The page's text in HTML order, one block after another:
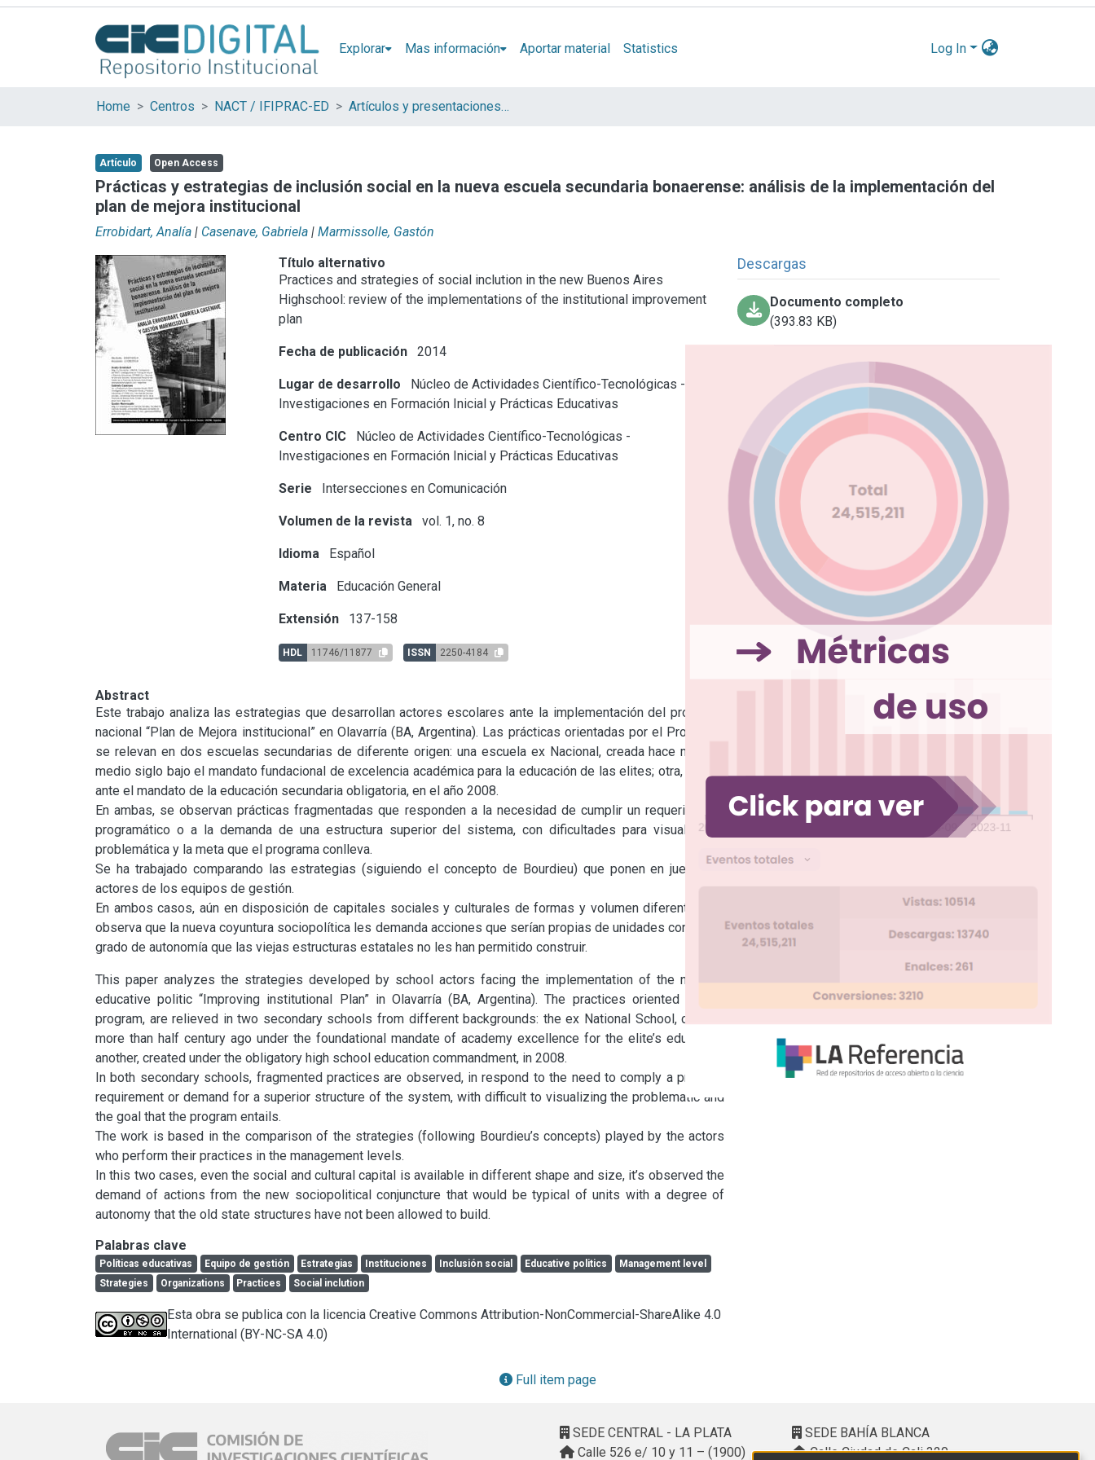
Explorar Mas información Aportar material Statistics Log In
Home Centros NACT / IFIPRAC-ED Artículos y presentaciones en Congresos NACT / IFIPRAC-ED
Artículo Open Access
Prácticas y estrategias de inclusión social en la nueva escuela secundaria bonaerense: análisis de la implementación del
plan de mejora institucional
Errobidart, Analía | Casenave, Gabriela | Marmissolle, Gastón
Título alternativo
Practices and strategies of social inclution in the new Buenos Aires
Highschool: review of the implementations of the institutional improvement
plan
Fecha de publicación 2014
Lugar de desarrollo
Núcleo de Actividades Científico-Tecnológicas -
Investigaciones en Formación Inicial y Prácticas Educativas
Centro CIC
Núcleo de Actividades Científico-Tecnológicas -
Investigaciones en Formación Inicial y Prácticas Educativas
Serie Intersecciones en Comunicación
Volumen de la revista vol. 1, no. 8
Idioma Español
Materia Educación General
Extensión 137-158
HDL 11746/11877 ISSN 2250-4184
Descargas
Documento completo
(393.83 KB)
Abstract
Este trabajo analiza las estrategias que desarrollan actores escolares ante la implementación del programa
nacional “Plan de Mejora institucional” en Olavarría (BA, Argentina). Las prácticas orientadas por el Programa,
se relevan en dos escuelas secundarias de diferente origen: una escuela ex Nacional, creada hace más de
medio siglo bajo el mandato fundacional de excelencia académica para la educación de las elites; otra, creada
ante el mandato de la educación secundaria obligatoria, en el año 2008.
En ambas, se observan prácticas fragmentadas que responden a la necesidad de cumplir un requerimiento
programático o a la demanda de una estructura superior del sistema, con dificultades para visualizar la
problemática y la meta que el programa conlleva.
Se ha trabajado comparando las estrategias (siguiendo el concepto de Bourdieu) que ponen en juego los
actores de los equipos de gestión.
En ambos casos, aún en disposición de capitales sociales y culturales de formas y volumen diferentes, se
observa que la nueva coyuntura sociopolítica les demanda acciones que serían propias de unidades con cierto
grado de autonomía que las viejas estructuras estatales no les han permitido construir.
This paper analyzes the strategies developed by school actors facing the implementation of the national
educative politic “Improving institutional Plan” in Olavarría (BA, Argentina). The practices oriented by the
program, are relieved in two secondary schools from different backgrounds: the ex National School, created
more than half century ago under the foundational mandate of academy excellence for the elite’s education;
another, created under the obligatory high school education commandment, in 2008.
In both secondary schools, fragmented practices are observed, in respond to the need to comply a program
requirement or demand for a superior structure of the system, with difficult to visualizing the problematic and
the goal that the program entails.
The work is based in the comparison of the strategies (following Bourdieu’s concepts) played by the actors
who perform their practices in the management levels.
In this two cases, even the social and cultural capital is available in different shape and size, it’s observed the
demand of actions from the new sociopolitical conjuncture that would be typical of units with a degree of
autonomy that the old state structures have not been allowed to build.
Palabras clave
Políticas educativas Equipo de gestión Estrategias Instituciones Inclusión social Educative politics
Management level
Strategies
Organizations Practices Social inclution
Esta obra se publica con la licencia Creative Commons Attribution-NonCommercial-ShareAlike 4.0
International (BY-NC-SA 4.0)
Full item page
SEDE CENTRAL - LA PLATA
Calle 526 e/ 10 y 11 – (1900)
SEDE BAHÍA BLANCA
Calle Ciudad de Cali 320 –